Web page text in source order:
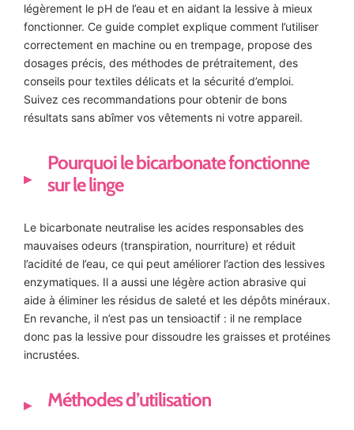
légèrement le pH de l’eau et en aidant la lessive à mieux
fonctionner. Ce guide complet explique comment l’utiliser
correctement en machine ou en trempage, propose des
dosages précis, des méthodes de prétraitement, des
conseils pour textiles délicats et la sécurité d’emploi.
Suivez ces recommandations pour obtenir de bons
résultats sans abîmer vos vêtements ni votre appareil.
Pourquoi le bicarbonate fonctionne
sur le linge
Le bicarbonate neutralise les acides responsables des
mauvaises odeurs (transpiration, nourriture) et réduit
l’acidité de l’eau, ce qui peut améliorer l’action des lessives
enzymatiques. Il a aussi une légère action abrasive qui
aide à éliminer les résidus de saleté et les dépôts minéraux.
En revanche, il n’est pas un tensioactif : il ne remplace
donc pas la lessive pour dissoudre les graisses et protéines
incrustées.
Méthodes d’utilisation